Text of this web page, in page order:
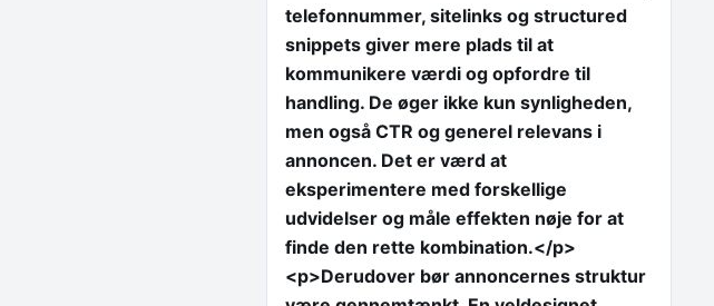
telefonnummer, sitelinks og structured
snippets giver mere plads til at
kommunikere værdi og opfordre til
handling. De øger ikke kun synligheden,
men også CTR og generel relevans i
annoncen. Det er værd at
eksperimentere med forskellige
udvidelser og måle effekten nøje for at
finde den rette kombination.</p>
<p>Derudover bør annoncernes struktur